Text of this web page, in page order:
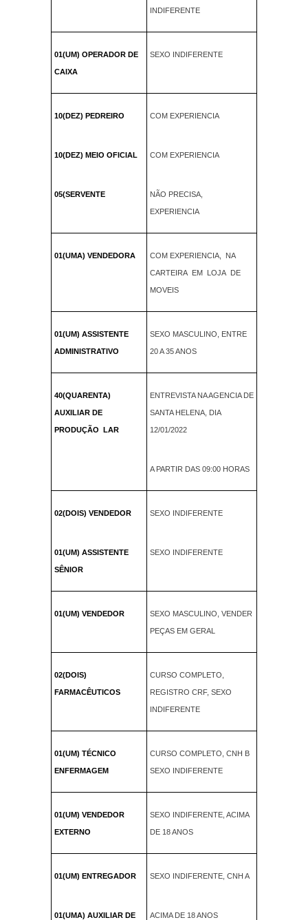
INDIFERENTE
01(UM) OPERADOR DE
CAIXA
SEXO INDIFERENTE
10(DEZ) PEDREIRO
10(DEZ) MEIO OFICIAL
05(SERVENTE
COM EXPERIENCIA
COM EXPERIENCIA
NÃO PRECISA,
EXPERIENCIA
01(UMA) VENDEDORA COM EXPERIENCIA, NA
CARTEIRA EM LOJA DE
MOVEIS
01(UM) ASSISTENTE
ADMINISTRATIVO
SEXO MASCULINO, ENTRE
20 A 35 ANOS
40(QUARENTA)
AUXILIAR DE
PRODUÇÃO LAR
ENTREVISTA NA AGENCIA DE
SANTA HELENA, DIA
12/01/2022
A PARTIR DAS 09:00 HORAS
02(DOIS) VENDEDOR
01(UM) ASSISTENTE
SÊNIOR
SEXO INDIFERENTE
SEXO INDIFERENTE
01(UM) VENDEDOR SEXO MASCULINO, VENDER
PEÇAS EM GERAL
02(DOIS)
FARMACÊUTICOS
CURSO COMPLETO,
REGISTRO CRF, SEXO
INDIFERENTE
01(UM) TÉCNICO
ENFERMAGEM
CURSO COMPLETO, CNH B
SEXO INDIFERENTE
01(UM) VENDEDOR
EXTERNO
SEXO INDIFERENTE, ACIMA
DE 18 ANOS
01(UM) ENTREGADOR
01(UMA) AUXILIAR DE
SEXO INDIFERENTE, CNH A
ACIMA DE 18 ANOS